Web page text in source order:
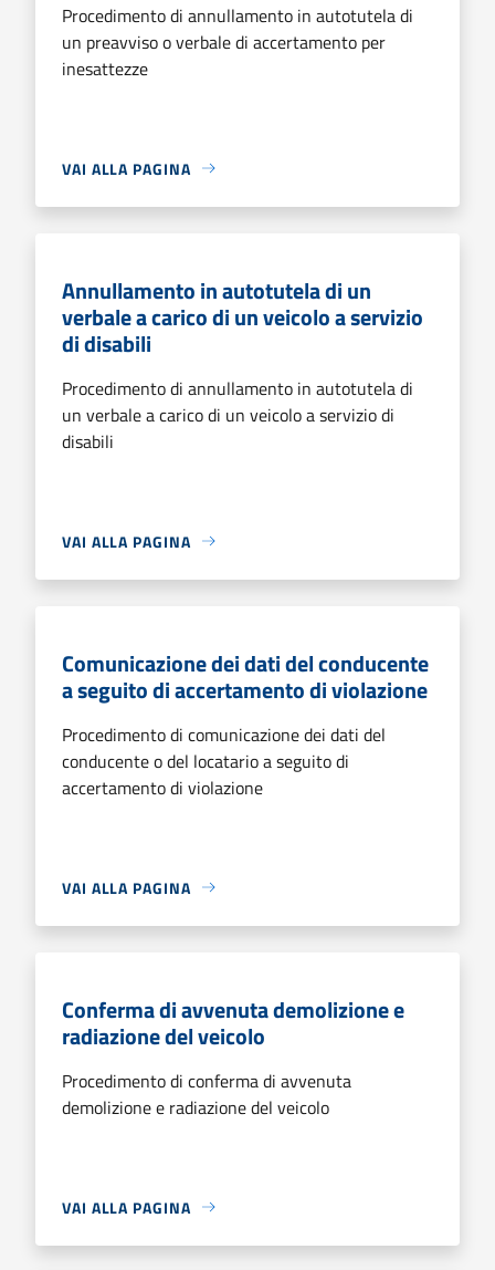
Procedimento di annullamento in autotutela di
un preavviso o verbale di accertamento per
inesattezze
VAI ALLA PAGINA
Annullamento in autotutela di un
verbale a carico di un veicolo a servizio
di disabili
Procedimento di annullamento in autotutela di
un verbale a carico di un veicolo a servizio di
disabili
VAI ALLA PAGINA
Comunicazione dei dati del conducente
a seguito di accertamento di violazione
Procedimento di comunicazione dei dati del
conducente o del locatario a seguito di
accertamento di violazione
VAI ALLA PAGINA
Conferma di avvenuta demolizione e
radiazione del veicolo
Procedimento di conferma di avvenuta
demolizione e radiazione del veicolo
VAI ALLA PAGINA